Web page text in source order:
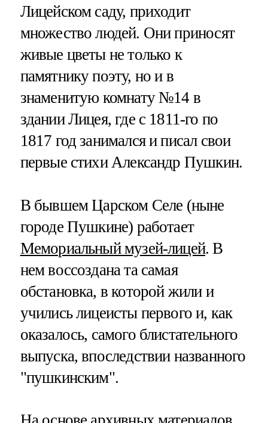
Лицейском саду, приходит
множество людей. Они приносят
живые цветы не только к
памятнику поэту, но и в
знаменитую комнату №14 в
здании Лицея, где с 1811-го по
1817 год занимался и писал свои
первые стихи Александр Пушкин.
В бывшем Царском Селе (ныне
городе Пушкине) работает
Мемориальный музей-лицей. В
нем воссоздана та самая
обстановка, в которой жили и
учились лицеисты первого и, как
оказалось, самого блистательного
выпуска, впоследствии названного
"пушкинским".